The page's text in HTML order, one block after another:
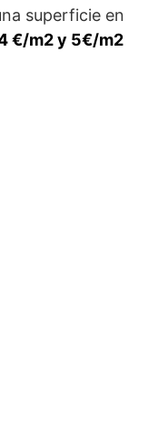
superficie en
€/m2 y 5€/m2